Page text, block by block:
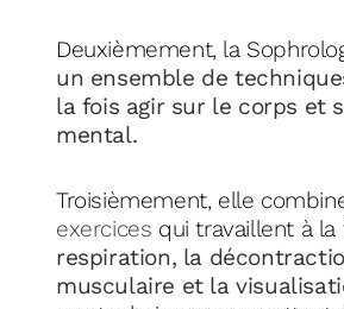
Deuxièmement, la
un ensemble de
la fois agir sur le corps et
mental.
Troisièmement, elle
exercices qui travaillent à la
respiration, la
musculaire et la